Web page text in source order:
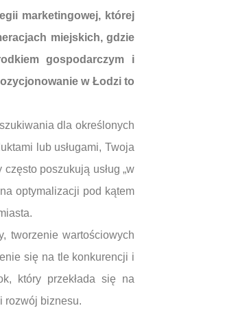
marketingowej, której
miejskich, gdzie
gospodarczym i
w Łodzi to
dla określonych
lub usługami, Twoja
poszukują usług „w
optymalizacji pod kątem
tworzenie wartościowych
się na tle konkurencji i
który przekłada się na
rozwój biznesu.